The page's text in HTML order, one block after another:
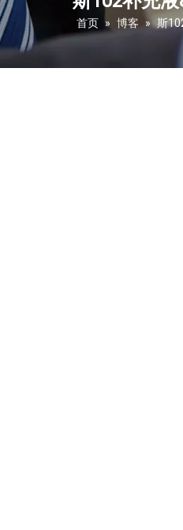
首页 » 博客 » 斯